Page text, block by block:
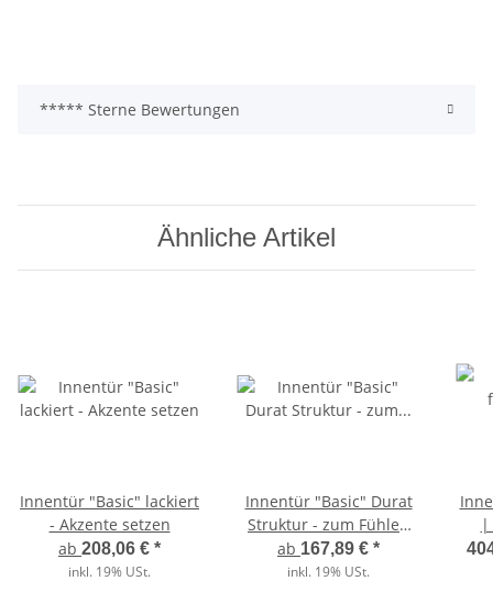
***** Sterne Bewertungen
Ähnliche Artikel
Innentür "Basic" lackiert
- Akzente setzen
ab 208,06 € *
inkl. 19% USt.
Innentür "Basic" Durat
Struktur - zum Fühlen
echt
ab 167,89 € *
inkl. 19% USt.
|